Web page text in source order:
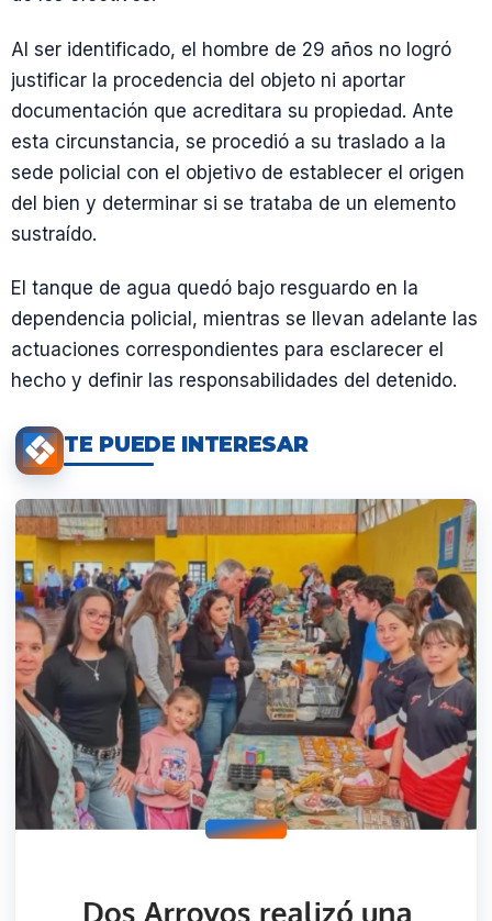
Al ser identificado, el hombre de 29 años no logró
justificar la procedencia del objeto ni aportar
documentación que acreditara su propiedad. Ante
esta circunstancia, se procedió a su traslado a la
sede policial con el objetivo de establecer el origen
del bien y determinar si se trataba de un elemento
sustraído.
El tanque de agua quedó bajo resguardo en la
dependencia policial, mientras se llevan adelante las
actuaciones correspondientes para esclarecer el
hecho y definir las responsabilidades del detenido.
TE PUEDE INTERESAR